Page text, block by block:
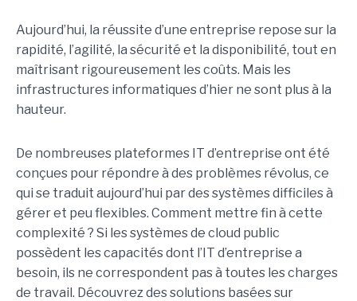
Aujourd’hui, la réussite d’une entreprise repose sur la
rapidité, l’agilité, la sécurité et la disponibilité, tout en
maîtrisant rigoureusement les coûts. Mais les
infrastructures informatiques d’hier ne sont plus à la
hauteur.
De nombreuses plateformes IT d’entreprise ont été
conçues pour répondre à des problèmes révolus, ce
qui se traduit aujourd’hui par des systèmes difficiles à
gérer et peu flexibles. Comment mettre fin à cette
complexité ? Si les systèmes de cloud public
possèdent les capacités dont l’IT d’entreprise a
besoin, ils ne correspondent pas à toutes les charges
de travail. Découvrez des solutions basées sur